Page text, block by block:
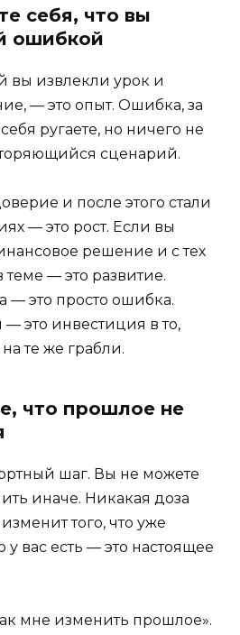
себя, что вы
ошибкой
вы извлекли урок и
— это опыт. Ошибка, за
ругаете, но ничего не
сценарий.
и после этого стали
— это рост. Если вы
решение и с тех
теме — это развитие.
— это просто ошибка.
это инвестиция в то,
те же грабли.
что прошлое не
шаг. Вы не можете
иначе. Никакая доза
того, что уже
у вас есть — это настоящее
мне изменить прошлое».